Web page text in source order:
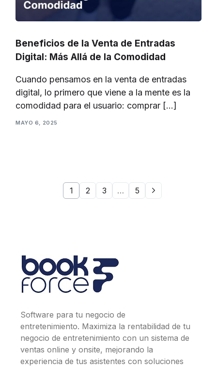
Beneficios de la Venta de Entradas
Digital: Más Allá de la Comodidad
Cuando pensamos en la venta de entradas
digital, lo primero que viene a la mente es la
comodidad para el usuario: comprar […]
MAYO 6, 2025
1 2 3 … 5
Software para tu negocio de
entretenimiento. Maximiza la rentabilidad de tu
negocio de entretenimiento con un sistema de
ventas online y onsite, mejorando la
experiencia de tus asistentes con soluciones